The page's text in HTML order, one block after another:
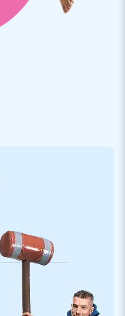
von 900
wir die Qualität
die Tücher über
eindringendem
erhalten Sie ein
15 Jahren
Unser Team aus
bieten einzigartige
Weise! Kunden